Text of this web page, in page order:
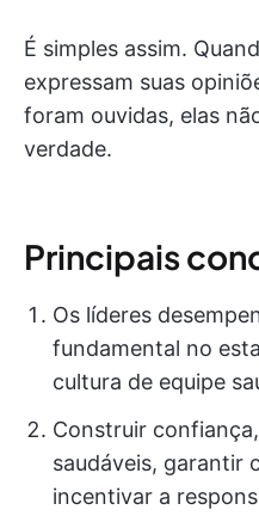
É simples assim.
expressam suas
foram ouvidas, elas
verdade.
Principais
Os líderes
fundamental no
cultura de equipe
Construir
saudáveis, garantir
incentivar a